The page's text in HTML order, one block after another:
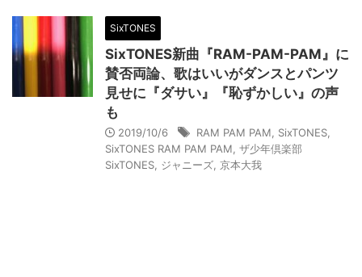
SixTONES
SixTONES新曲『RAM-PAM-PAM』に
賛否両論、歌はいいがダンスとパンツ
見せに『ダサい』『恥ずかしい』の声
も
2019/10/6 RAM PAM PAM SixTONES
SixTONES RAM PAM PAM ザ少年倶楽部
SixTONES ジャニーズ 京本大我